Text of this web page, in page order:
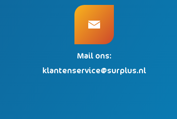
Mail ons:
klantenservice@surplus.nl